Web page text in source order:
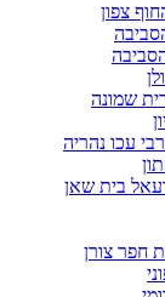
צפון
שמונה
עכו נהריה
בית שאן
חפר צורן